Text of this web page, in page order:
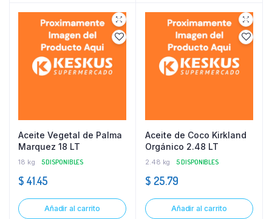
Aceite Vegetal de Palma
Marquez 18 LT
18 kg 5 DISPONIBLES
$ 41.45
Añadir al carrito
Aceite de Coco Kirkland
Orgánico 2.48 LT
2.48 kg 5 DISPONIBLES
$ 25.79
Añadir al carrito